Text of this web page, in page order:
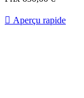
 Aperçu rapide